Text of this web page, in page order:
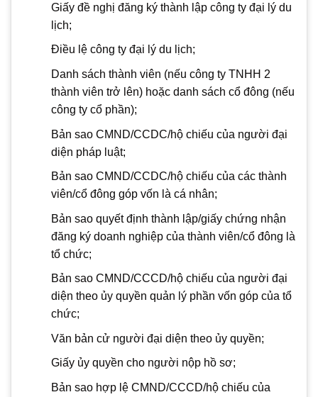
Giấy đề nghị đăng ký thành lập công ty đại lý du
lịch;
Điều lệ công ty đại lý du lịch;
Danh sách thành viên (nếu công ty TNHH 2
thành viên trở lên) hoặc danh sách cổ đông (nếu
công ty cổ phần);
Bản sao CMND/CCDC/hộ chiếu của người đại
diện pháp luật;
Bản sao CMND/CCDC/hộ chiếu của các thành
viên/cổ đông góp vốn là cá nhân;
Bản sao quyết định thành lập/giấy chứng nhận
đăng ký doanh nghiệp của thành viên/cổ đông là
tổ chức;
Bản sao CMND/CCCD/hộ chiếu của người đại
diện theo ủy quyền quản lý phần vốn góp của tổ
chức;
Văn bản cử người đại diện theo ủy quyền;
Giấy ủy quyền cho người nộp hồ sơ;
Bản sao hợp lệ CMND/CCCD/hộ chiếu của